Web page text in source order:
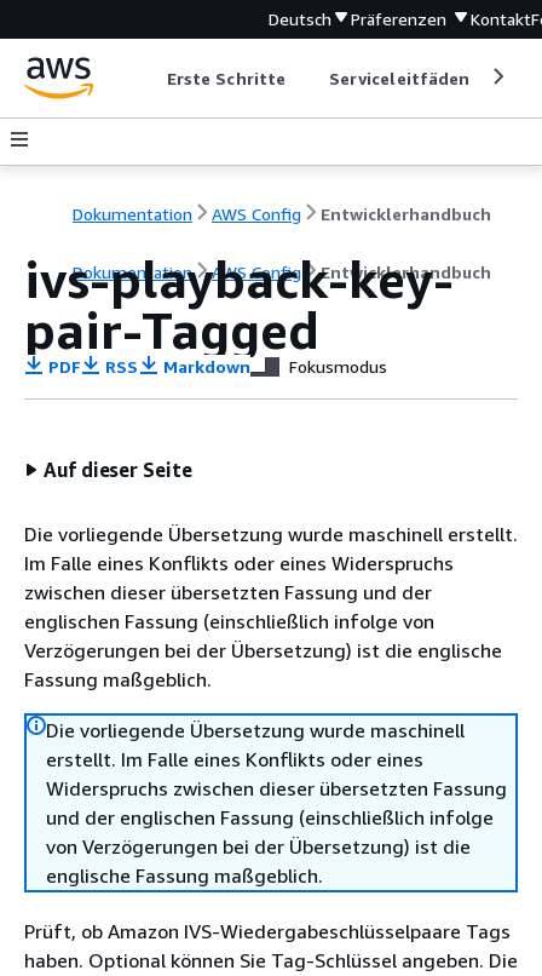
Deutsch Präferenzen Kontakt
Erste Schritte Serviceleitfäden
Dokumentation AWS Config Entwicklerhandbuch
Dokumentation AWS Config Entwicklerhandbuch
ivs-playback-key-
pair-Tagged
PDF RSS Markdown Fokusmodus
Auf dieser Seite
Die vorliegende Übersetzung wurde maschinell erstellt.
Im Falle eines Konflikts oder eines Widerspruchs
zwischen dieser übersetzten Fassung und der
englischen Fassung (einschließlich infolge von
Verzögerungen bei der Übersetzung) ist die englische
Fassung maßgeblich.
Die vorliegende Übersetzung wurde maschinell
erstellt. Im Falle eines Konflikts oder eines
Widerspruchs zwischen dieser übersetzten Fassung
und der englischen Fassung (einschließlich infolge
von Verzögerungen bei der Übersetzung) ist die
englische Fassung maßgeblich.
Prüft, ob Amazon IVS-Wiedergabeschlüsselpaare Tags
haben. Optional können Sie Tag-Schlüssel angeben. Die